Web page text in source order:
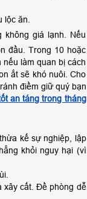
lộc ăn.
giá lạnh. Nếu
đầu. Trong 10 hoặc
làm quan bị cách
ắt sẽ khó nuôi. Cho
điềm giữ quý bạn
an táng trong tháng
kế sự nghiệp, lập
khỏi nguy hại (vì
xây cất. Đề phòng dễ